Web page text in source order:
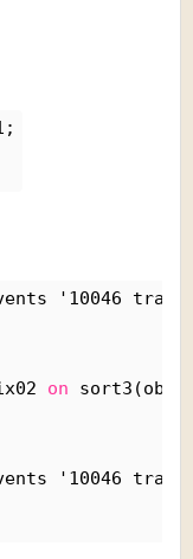
'10046
on
'10046